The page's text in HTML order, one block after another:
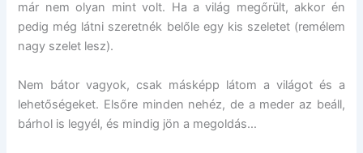
már nem olyan mint volt. Ha a világ megőrült, akkor én
pedig még látni szeretnék belőle egy kis szeletet (remélem
nagy szelet lesz).
Nem bátor vagyok, csak másképp látom a világot és a
lehetőségeket. Elsőre minden nehéz, de a meder az beáll,
bárhol is legyél, és mindig jön a megoldás…